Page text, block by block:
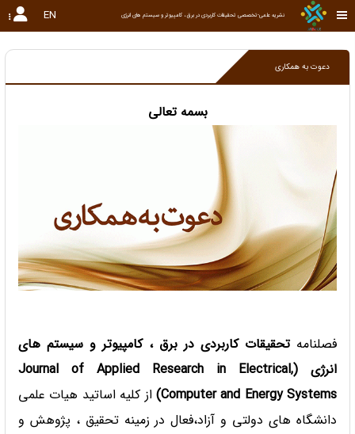
نشریه علمی-تخصصی تحقیقات کاربردی در برق ، کامپیوتر و سیستم های انرژی EN
دعوت به همکاری
بسمه تعالی
فصلنامهتحقیقات کاربردی در برق ، کامپیوتر و سیستم های
انرژی
(Journal of Applied Research in Electrical,
Computer and Energy Systems
)از کلیه اساتید هیات علمی
دانشگاه های دولتی و آزاد،فعال در زمینه تحقیق ، پژوهش و